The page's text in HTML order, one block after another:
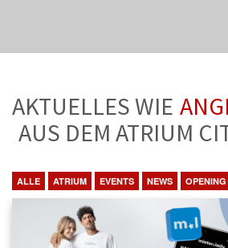
AKTUELLES WIE
AUS DEM ATRIUM
ALLE ATRIUM EVENTS NEWS OPENING